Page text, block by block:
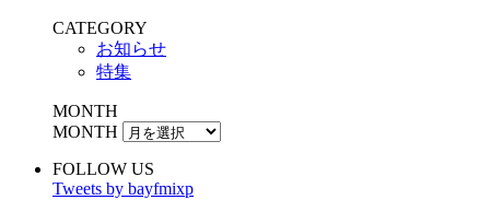
CATEGORY
お知らせ
特集
MONTH
MONTH
FOLLOW US
Tweets by bayfmixp